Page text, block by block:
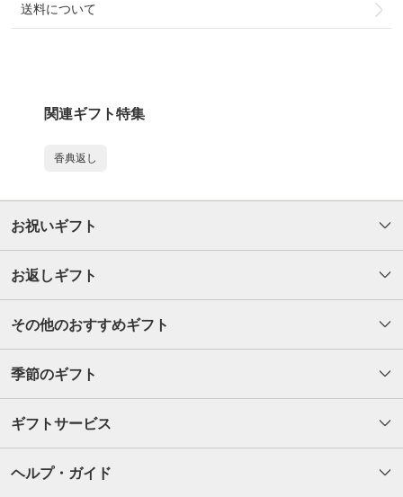
送料について
関連ギフト特集
香典返し
お祝いギフト
お返しギフト
その他のおすすめギフト
季節のギフト
ギフトサービス
ヘルプ・ガイド